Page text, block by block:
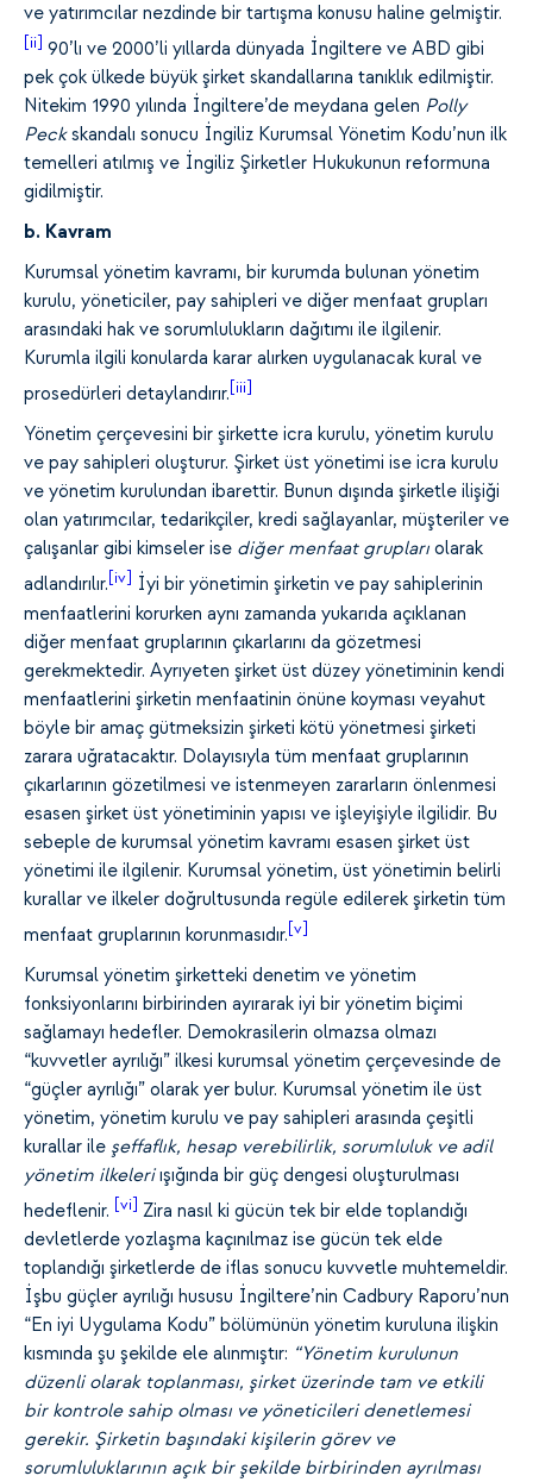
ve yatırımcılar nezdinde bir tartışma konusu haline gelmiştir.
[ii] 90’lı ve 2000’li yıllarda dünyada İngiltere ve ABD gibi
pek çok ülkede büyük şirket skandallarına tanıklık edilmiştir.
Nitekim 1990 yılında İngiltere’de meydana gelen Polly
Peckskandalı sonucu İngiliz Kurumsal Yönetim Kodu’nun ilk
temelleri atılmış ve İngiliz Şirketler Hukukunun reformuna
gidilmiştir.
b. Kavram
Kurumsal yönetim kavramı, bir kurumda bulunan yönetim
kurulu, yöneticiler, pay sahipleri ve diğer menfaat grupları
arasındaki hak ve sorumlulukların dağıtımı ile ilgilenir.
Kurumla ilgili konularda karar alırken uygulanacak kural ve
prosedürleri detaylandırır. [iii]
Yönetim çerçevesini bir şirkette icra kurulu, yönetim kurulu
ve pay sahipleri oluşturur. Şirket üst yönetimi ise icra kurulu
ve yönetim kurulundan ibarettir. Bunun dışında şirketle ilişiği
olan yatırımcılar, tedarikçiler, kredi sağlayanlar, müşteriler ve
çalışanlar gibi kimseler ise diğer menfaat grupları olarak
adlandırılır. [iv]
İyi bir yönetimin şirketin ve pay sahiplerinin
menfaatlerini korurken aynı zamanda yukarıda açıklanan
diğer menfaat gruplarının çıkarlarını da gözetmesi
gerekmektedir. Ayrıyeten şirket üst düzey yönetiminin kendi
menfaatlerini şirketin menfaatinin önüne koyması veyahut
böyle bir amaç gütmeksizin şirketi kötü yönetmesi şirketi
zarara uğratacaktır. Dolayısıyla tüm menfaat gruplarının
çıkarlarının gözetilmesi ve istenmeyen zararların önlenmesi
esasen şirket üst yönetiminin yapısı ve işleyişiyle ilgilidir. Bu
sebeple de kurumsal yönetim kavramı esasen şirket üst
yönetimi ile ilgilenir. Kurumsal yönetim, üst yönetimin belirli
kurallar ve ilkeler doğrultusunda regüle edilerek şirketin tüm
menfaat gruplarının korunmasıdır.[v]
Kurumsal yönetim şirketteki denetim ve yönetim
fonksiyonlarını birbirinden ayırarak iyi bir yönetim biçimi
sağlamayı hedefler. Demokrasilerin olmazsa olmazı
“kuvvetler ayrılığı” ilkesi kurumsal yönetim çerçevesinde de
“güçler ayrılığı” olarak yer bulur. Kurumsal yönetim ile üst
yönetim, yönetim kurulu ve pay sahipleri arasında çeşitli
kurallar ile şeffaflık, hesap verebilirlik, sorumluluk ve adil
yönetim ilkeleriışığında bir güç dengesi oluşturulması
hedeflenir.
[vi]
Zira nasıl ki gücün tek bir elde toplandığı
devletlerde yozlaşma kaçınılmaz ise gücün tek elde
toplandığı şirketlerde de iflas sonucu kuvvetle muhtemeldir.
İşbu güçler ayrılığı hususu İngiltere’nin Cadbury Raporu’nun
“En iyi Uygulama Kodu” bölümünün yönetim kuruluna ilişkin
kısmında şu şekilde ele alınmıştır: “Yönetim kurulunun
düzenli olarak toplanması, şirket üzerinde tam ve etkili
bir kontrole sahip olması ve yöneticileri denetlemesi
gerekir. Şirketin başındaki kişilerin görev ve
sorumluluklarının açık bir şekilde birbirinden ayrılması